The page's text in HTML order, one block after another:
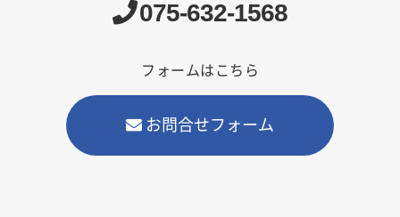
075-632-1568
フォームはこちら
お問合せフォーム